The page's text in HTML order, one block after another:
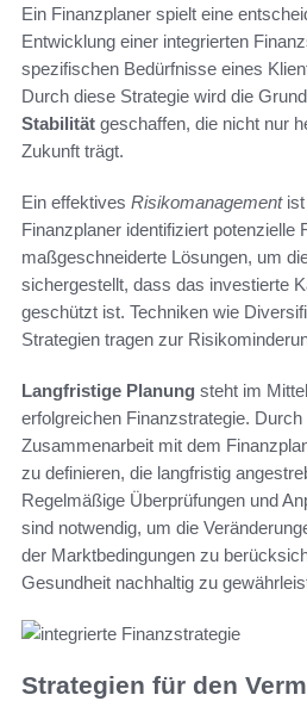
Ein Finanzplaner spielt eine
Entwicklung einer integrierten
spezifischen Bedürfnisse eines
Durch diese Strategie wird die
Stabilität geschaffen, die nicht nur
Zukunft trägt.
Ein effektives Risikomanagementist
Finanzplaner identifiziert potenzielle
maßgeschneiderte Lösungen, um
sichergestellt, dass das investierte
geschützt ist. Techniken wie
Strategien tragen zur
Langfristige Planung steht im
erfolgreichen Finanzstrategie. Durch
Zusammenarbeit mit dem
zu definieren, die langfristig
Regelmäßige Überprüfungen und
sind notwendig, um die
der Marktbedingungen zu
Gesundheit nachhaltig zu
Strategien für den